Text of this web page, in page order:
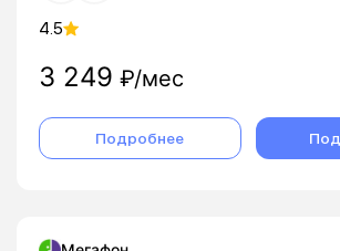
4.5
3 249 ₽/мес
Подробнее